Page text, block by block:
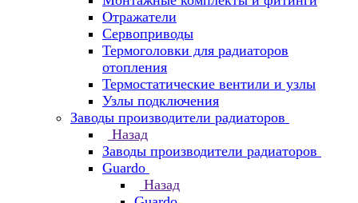
Отражатели
Сервоприводы
Термоголовки для радиаторов
отопления
Термостатические вентили и узлы
Узлы подключения
Заводы производители радиаторов
Назад
Заводы производители радиаторов
Guardo
Назад